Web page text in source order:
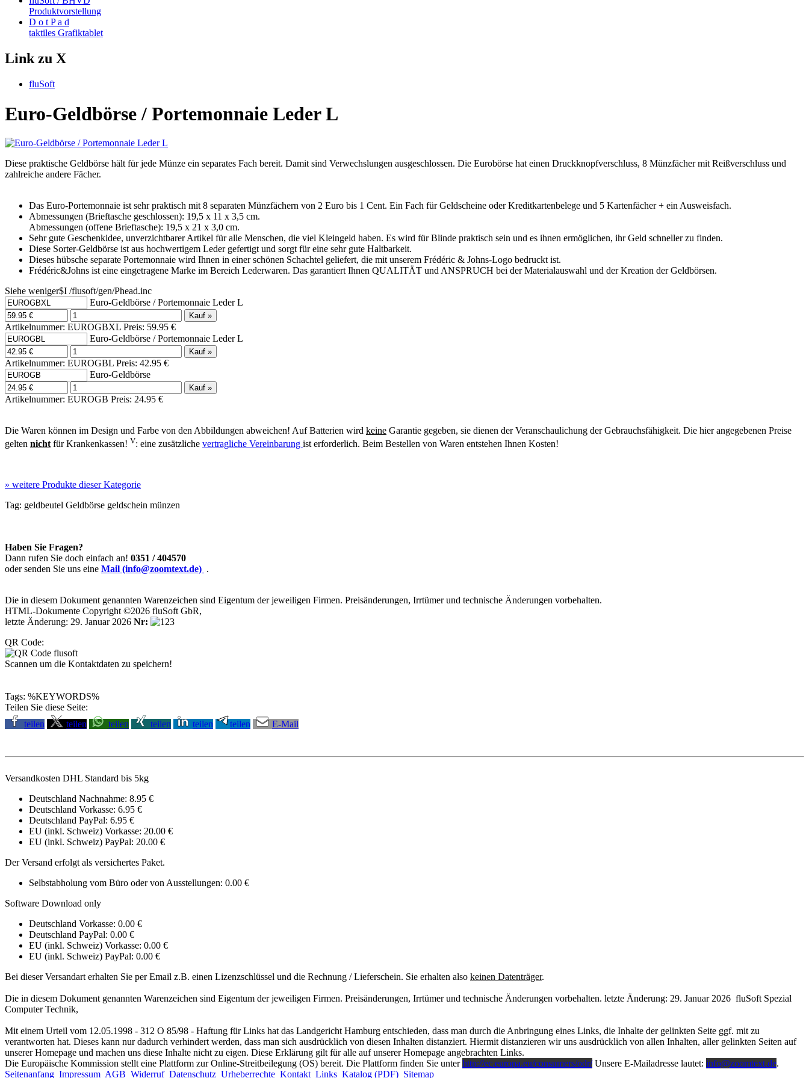
Produktvorstellung
D o t P a d
taktiles Grafiktablet
Link zu X
fluSoft
Euro-Geldbörse / Portemonnaie Leder L
Diese praktische Geldbörse hält für jede Münze ein separates Fach bereit. Damit sind Verwechslungen ausgeschlossen. Die Eurobörse hat einen Druckknopfverschluss, 8 Münzfächer mit Reißverschluss und
zahlreiche andere Fächer.
Das Euro-Portemonnaie ist sehr praktisch mit 8 separaten Münzfächern von 2 Euro bis 1 Cent. Ein Fach für Geldscheine oder Kreditkartenbelege und 5 Kartenfächer + ein Ausweisfach.
Abmessungen (Brieftasche geschlossen): 19,5 x 11 x 3,5 cm.
Abmessungen (offene Brieftasche): 19,5 x 21 x 3,0 cm.
Sehr gute Geschenkidee, unverzichtbarer Artikel für alle Menschen, die viel Kleingeld haben. Es wird für Blinde praktisch sein und es ihnen ermöglichen, ihr Geld schneller zu finden.
Diese Sorter-Geldbörse ist aus hochwertigem Leder gefertigt und sorgt für eine sehr gute Haltbarkeit.
Dieses hübsche separate Portemonnaie wird Ihnen in einer schönen Schachtel geliefert, die mit unserem Frédéric & Johns-Logo bedruckt ist.
Frédéric&Johns ist eine eingetragene Marke im Bereich Lederwaren. Das garantiert Ihnen QUALITÄT und ANSPRUCH bei der Materialauswahl und der Kreation der Geldbörsen.
Siehe weniger$I /flusoft/gen/Phead.inc
Euro-Geldbörse / Portemonnaie Leder L
Artikelnummer: EUROGBXL Preis: 59.95 €
Euro-Geldbörse / Portemonnaie Leder L
Artikelnummer: EUROGBL Preis: 42.95 €
Euro-Geldbörse
Artikelnummer: EUROGB Preis: 24.95 €
Die Waren können im Design und Farbe von den Abbildungen abweichen! Auf Batterien wird keine Garantie gegeben, sie dienen der Veranschaulichung der Gebrauchsfähigkeit. Die hier angegebenen Preise
gelten nichtfür Krankenkassen! V: eine zusätzliche vertragliche Vereinbarung ist erforderlich. Beim Bestellen von Waren entstehen Ihnen Kosten!
» weitere Produkte dieser Kategorie
Tag: geldbeutel Geldbörse geldschein münzen
Haben Sie Fragen?
Dann rufen Sie doch einfach an! 0351 / 404570
oder senden Sie uns eine Mail (info@zoomtext.de) .
Die in diesem Dokument genannten Warenzeichen sind Eigentum der jeweiligen Firmen. Preisänderungen, Irrtümer und technische Änderungen vorbehalten.
HTML-Dokumente Copyright ©2026 fluSoft GbR,
letzte Änderung: 29. Januar 2026 Nr:
QR Code:
Scannen um die Kontaktdaten zu speichern!
Tags: %KEYWORDS%
Teilen Sie diese Seite:
teilen
teilen teilen teilen teilen teilen E-Mail
Versandkosten DHL Standard bis 5kg
Deutschland Nachnahme: 8.95 €
Deutschland Vorkasse: 6.95 €
Deutschland PayPal: 6.95 €
EU (inkl. Schweiz) Vorkasse: 20.00 €
EU (inkl. Schweiz) PayPal: 20.00 €
Der Versand erfolgt als versichertes Paket.
Selbstabholung vom Büro oder von Ausstellungen: 0.00 €
Software Download only
Deutschland Vorkasse: 0.00 €
Deutschland PayPal: 0.00 €
EU (inkl. Schweiz) Vorkasse: 0.00 €
EU (inkl. Schweiz) PayPal: 0.00 €
Bei dieser Versandart erhalten Sie per Email z.B. einen Lizenzschlüssel und die Rechnung / Lieferschein. Sie erhalten also keinen Datenträger.
Die in diesem Dokument genannten Warenzeichen sind Eigentum der jeweiligen Firmen. Preisänderungen, Irrtümer und technische Änderungen vorbehalten. letzte Änderung: 29. Januar 2026 fluSoft Spezial
Computer Technik,
Mit einem Urteil vom 12.05.1998 - 312 O 85/98 - Haftung für Links hat das Landgericht Hamburg entschieden, dass man durch die Anbringung eines Links, die Inhalte der gelinkten Seite ggf. mit zu
verantworten hat. Dieses kann nur dadurch verhindert werden, dass man sich ausdrücklich von diesen Inhalten distanziert. Hiermit distanzieren wir uns ausdrücklich von allen Inhalten, aller gelinkten Seiten auf
unserer Homepage und machen uns diese Inhalte nicht zu eigen. Diese Erklärung gilt für alle auf unserer Homepage angebrachten Links.
Die Europäische Kommission stellt eine Plattform zur Online-Streitbeilegung (OS) bereit. Die Plattform finden Sie unterhttp://ec.europa.eu/consumers/odr/Unsere E-Mailadresse lautet: info@zoomtext.de.
Seitenanfang Impressum AGB Widerruf Datenschutz Urheberrechte Kontakt Links Katalog (PDF) Sitemap